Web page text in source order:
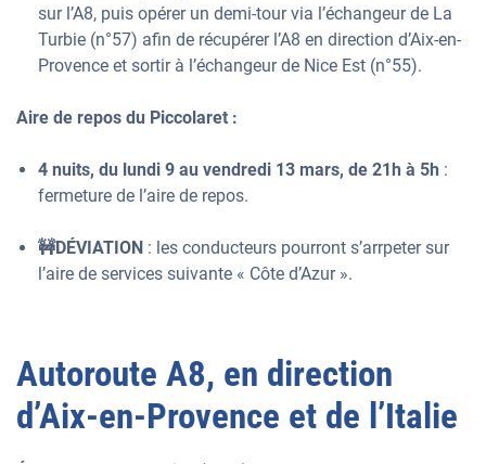
sur l’A8, puis opérer un demi-tour via l’échangeur de La
Turbie (n°57) afin de récupérer l’A8 en direction d’Aix-en-
Provence et sortir à l’échangeur de Nice Est (n°55).
Aire de repos du Piccolaret :
4 nuits, du lundi 9 au vendredi 13 mars, de 21h à 5h :
fermeture de l’aire de repos.
🚧DÉVIATION : les conducteurs pourront s’arrpeter sur
l’aire de services suivante « Côte d’Azur ».
Autoroute A8, en direction
d’Aix-en-Provence et de l’Italie